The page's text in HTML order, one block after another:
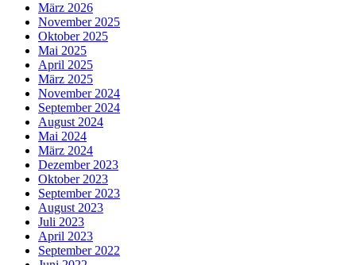
März 2026
November 2025
Oktober 2025
Mai 2025
April 2025
März 2025
November 2024
September 2024
August 2024
Mai 2024
März 2024
Dezember 2023
Oktober 2023
September 2023
August 2023
Juli 2023
April 2023
September 2022